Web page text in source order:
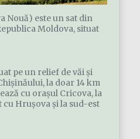
Nouă) este un sat din
Moldova, situat
pe un relief de văi și
la doar 14 km
cu orașul Cricova, la
cu Hrușova și la sud-est